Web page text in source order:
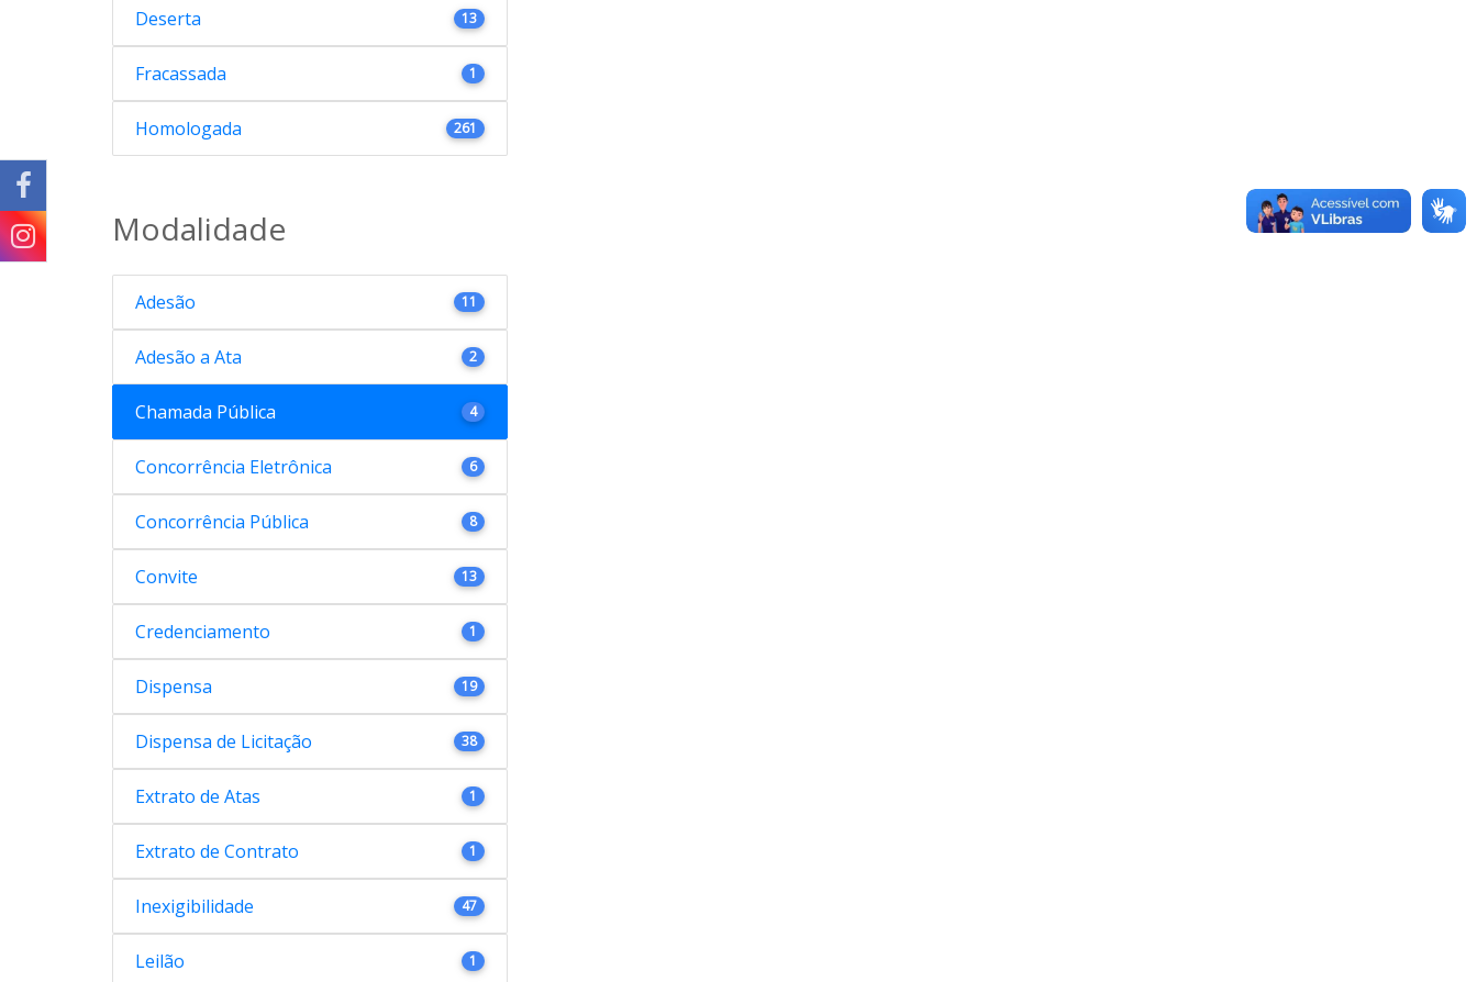
Deserta 13
Fracassada 1
Homologada 261
Modalidade
Adesão 11
Adesão a Ata 2
Chamada Pública 4
Concorrência Eletrônica 6
Concorrência Pública 8
Convite 13
Credenciamento 1
Dispensa 19
Dispensa de Licitação 38
Extrato de Atas 1
Extrato de Contrato 1
Inexigibilidade 47
Leilão 1